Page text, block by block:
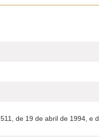
de 19 de abril de 1994, e